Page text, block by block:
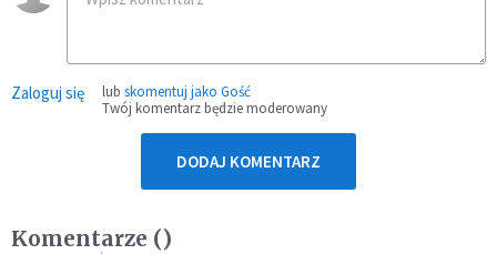
Zaloguj się lub skomentuj jako Gość
Twój komentarz będzie moderowany
DODAJ KOMENTARZ
Komentarze ()